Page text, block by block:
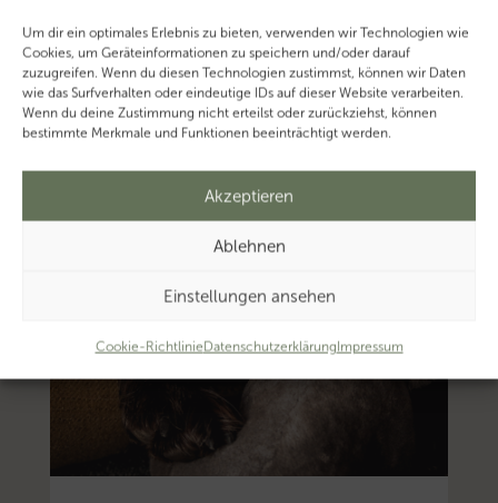
Um dir ein optimales Erlebnis zu bieten, verwenden wir Technologien wie
Cookies, um Geräteinformationen zu speichern und/oder darauf
zuzugreifen. Wenn du diesen Technologien zustimmst, können wir Daten
wie das Surfverhalten oder eindeutige IDs auf dieser Website verarbeiten.
Wenn du deine Zustimmung nicht erteilst oder zurückziehst, können
bestimmte Merkmale und Funktionen beeinträchtigt werden.
Akzeptieren
Ablehnen
Einstellungen ansehen
Cookie-RichtlinieDatenschutzerklärungImpressum